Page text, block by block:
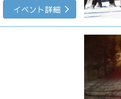
イベント詳細